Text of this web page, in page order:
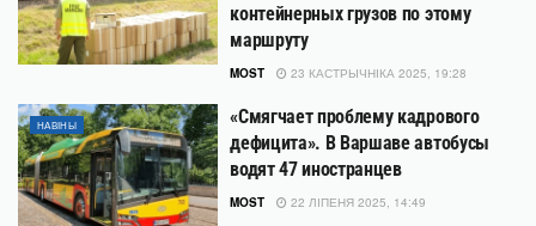
контейнерных грузов по этому
маршруту
MOST 23 КАСТРЫЧНІКА 2025, 19:28
НАВІНЫ
«Смягчает проблему кадрового
дефицита». В Варшаве автобусы
водят 47 иностранцев
MOST 22 ЛІПЕНЯ 2025, 14:49